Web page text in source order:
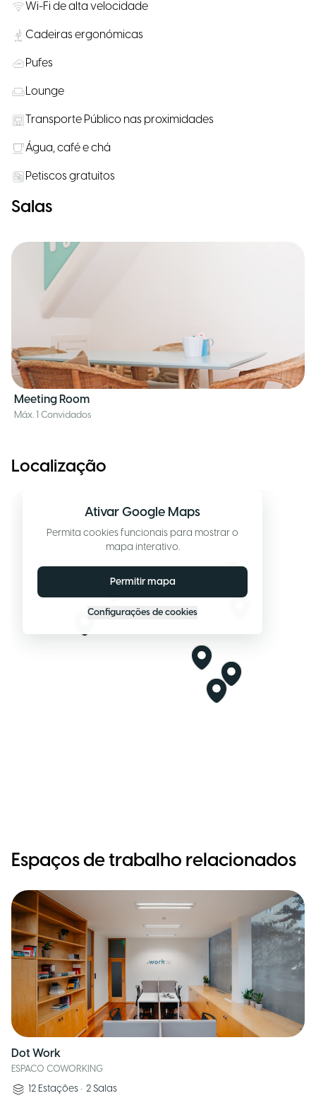
Wi-Fi de alta velocidade
Cadeiras ergonómicas
Pufes
Lounge
Transporte Público nas proximidades
Água, café e chá
Petiscos gratuitos
Salas
Meeting Room
Máx. 1 Convidados
Localização
Ativar Google Maps
Permita cookies funcionais para mostrar o
mapa interativo.
Permitir mapa
Configurações de cookies
Espaços de trabalho relacionados
Dot Work
ESPACO COWORKING
12 Estações • 2 Salas